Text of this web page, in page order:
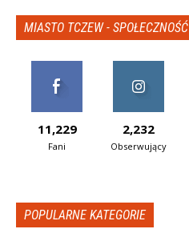
MIASTO TCZEW - SPOŁECZNOŚĆ
11,229
Fani
2,232
Obserwujący
POPULARNE KATEGORIE